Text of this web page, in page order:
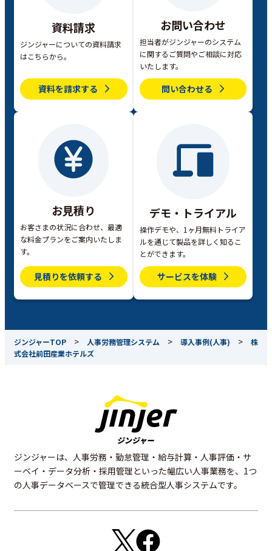
資料請求
ジンジャーについての資料請求
はこちらから。
資料を請求する
お問い合わせ
担当者がジンジャーのシステム
に関するご質問やご相談に対応
いたします。
問い合わせる
お見積り
お客さまの状況に合わせ、最適
な料金プランをご案内いたしま
す。
見積りを依頼する
デモ・トライアル
操作デモや、1ヶ月無料トライア
ルを通じて製品を詳しく知るこ
とができます。
サービスを体験
ジンジャーTOP > 人事労務管理システム > 導入事例(人事) >
株
式会社前田産業ホテルズ
ジンジャーは、人事労務・勤怠管理・給与計算・人事評価・サ
ーベイ・データ分析・採用管理といった幅広い人事業務を、1つ
の人事データベースで管理できる統合型人事システムです。